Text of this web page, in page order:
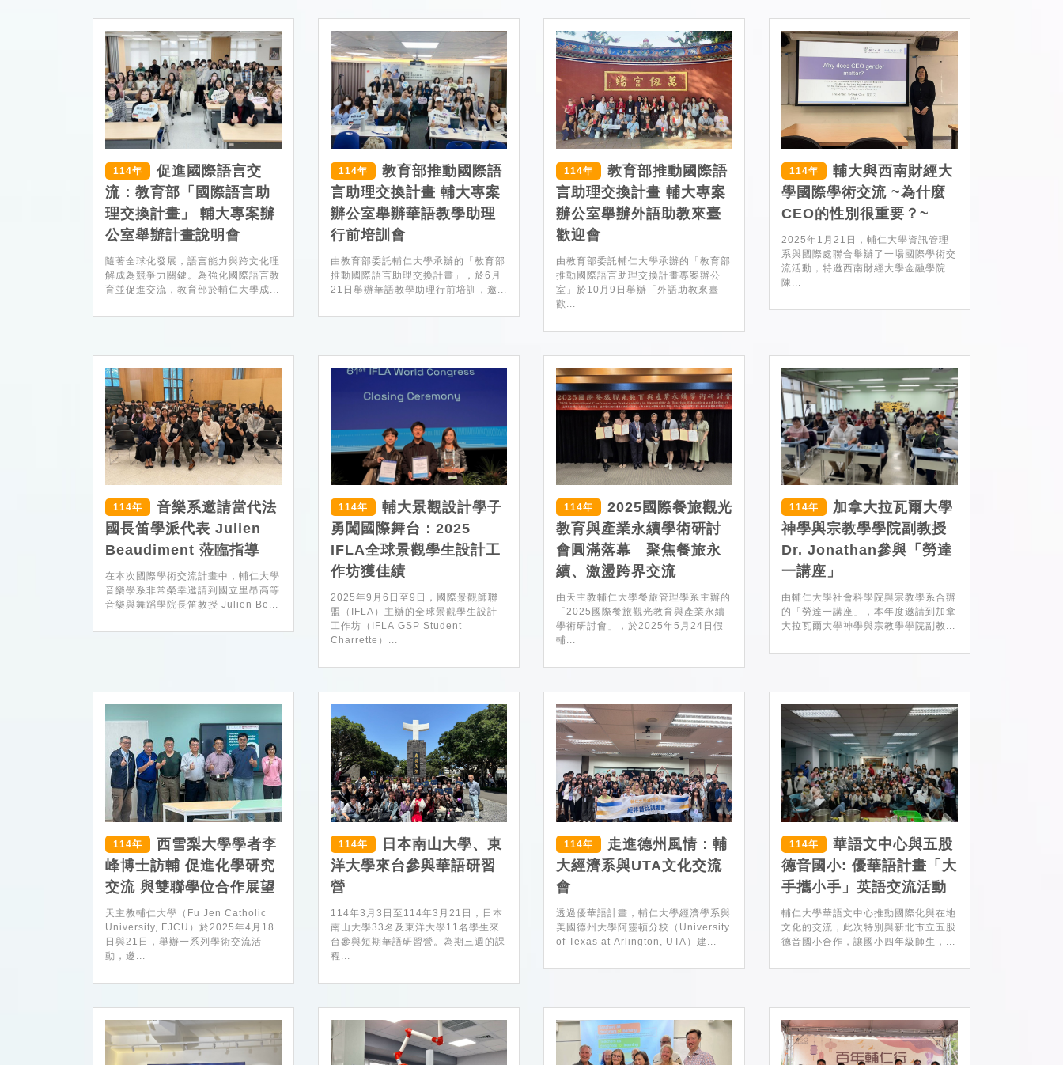
114年
促進國際語言交
流：教育部「國際語言助
理交換計畫」 輔大專案辦
公室舉辦計畫說明會
隨著全球化發展，語言能力與跨文化理
解成為競爭力關鍵。為強化國際語言教
育並促進交流，教育部於輔仁大學成...
114年
教育部推動國際語
言助理交換計畫 輔大專案
辦公室舉辦華語教學助理
行前培訓會
由教育部委託輔仁大學承辦的「教育部
推動國際語言助理交換計畫」，於6月
21日舉辦華語教學助理行前培訓，邀...
114年
教育部推動國際語
言助理交換計畫 輔大專案
辦公室舉辦外語助教來臺
歡迎會
由教育部委託輔仁大學承辦的「教育部
推動國際語言助理交換計畫專案辦公
室」於10月9日舉辦「外語助教來臺
歡...
114年
輔大與西南財經大
學國際學術交流 ~為什麼
CEO的性別很重要？~
2025年1月21日，輔仁大學資訊管理
系與國際處聯合舉辦了一場國際學術交
流活動，特邀西南財經大學金融學院
陳...
114年
音樂系邀請當代法
國長笛學派代表 Julien
Beaudiment 蒞臨指導
在本次國際學術交流計畫中，輔仁大學
音樂學系非常榮幸邀請到國立里昂高等
音樂與舞蹈學院長笛教授 Julien Be...
114年
輔大景觀設計學子
勇闖國際舞台：2025
IFLA全球景觀學生設計工
作坊獲佳績
2025年9月6日至9日，國際景觀師聯
盟（IFLA）主辦的全球景觀學生設計
工作坊（IFLA GSP Student
Charrette）...
114年
2025國際餐旅觀光
教育與產業永續學術研討
會圓滿落幕 聚焦餐旅永
續、激盪跨界交流
由天主教輔仁大學餐旅管理學系主辦的
「2025國際餐旅觀光教育與產業永續
學術研討會」，於2025年5月24日假
輔...
114年
加拿大拉瓦爾大學
神學與宗教學學院副教授
Dr. Jonathan參與「勞達
一講座」
由輔仁大學社會科學院與宗教學系合辦
的「勞達一講座」，本年度邀請到加拿
大拉瓦爾大學神學與宗教學學院副教...
114年
西雪梨大學學者李
峰博士訪輔 促進化學研究
交流 與雙聯學位合作展望
天主教輔仁大學（Fu Jen Catholic
University, FJCU）於2025年4月18
日與21日，舉辦一系列學術交流活
動，邀...
114年
日本南山大學、東
洋大學來台參與華語研習
營
114年3月3日至114年3月21日，日本
南山大學33名及東洋大學11名學生來
台參與短期華語研習營。為期三週的課
程...
114年
走進德州風情：輔
大經濟系與UTA文化交流
會
透過優華語計畫，輔仁大學經濟學系與
美國德州大學阿靈頓分校（University
of Texas at Arlington, UTA）建...
114年
華語文中心與五股
德音國小: 優華語計畫「大
手攜小手」英語交流活動
輔仁大學華語文中心推動國際化與在地
文化的交流，此次特別與新北市立五股
德音國小合作，讓國小四年級師生，...